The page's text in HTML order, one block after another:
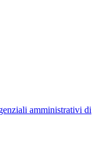
amministrativi di